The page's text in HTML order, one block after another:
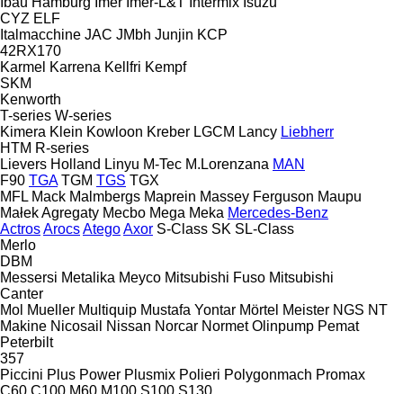
CYZ ELF
Italmacchine JAC JMbh Junjin KCP
42RX170
Karmel Karrena Kellfri Kempf
SKM
Kenworth
T-series W-series
Kimera Klein Kowloon Kreber LGCM Lancy Liebherr
HTM R-series
Lievers Holland Linyu M-Tec M.Lorenzana MAN
F90 TGA TGM TGS TGX
MFL Mack Malmbergs Maprein Massey Ferguson Maupu
Małek Agregaty Mecbo Mega Meka Mercedes-Benz
ActrosArocsAtegoAxor S-Class SK SL-Class
Merlo
DBM
Messersi Metalika Meyco Mitsubishi Fuso Mitsubishi
Canter
Mol Mueller Multiquip Mustafa Yontar Mörtel Meister NGS NT
Makine Nicosail Nissan Norcar Normet Olinpump Pemat
Peterbilt
357
Piccini Plus Power Plusmix Polieri Polygonmach Promax
C60 C100 M60 M100 S100 S130